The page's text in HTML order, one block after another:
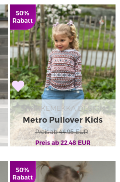
50%
Rabatt
STRIKKEMEKKA DESIGN
Metro Pullover Kids
Preis ab 44.95EUR
Preis ab 22.48EUR
50%
Rabatt